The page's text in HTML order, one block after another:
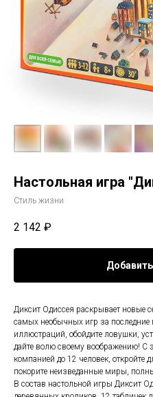
Настольная игра
Стиль жизни
2 142 ₽
Диксит Одиссея раскрывает новые
самых необычных игр за последние
иллюстраций, обойдите ловушки,
дайте волю своему воображению! С
компанией до 12 человек, откройте
покорите неизведанные миры,
В состав настольной игры Диксит